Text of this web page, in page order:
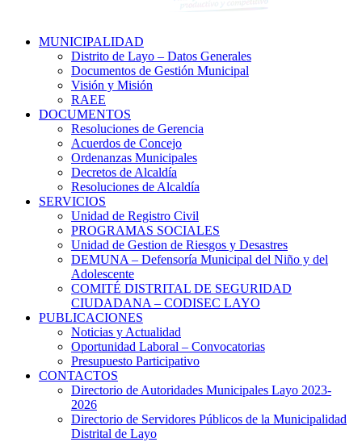
MUNICIPALIDAD
Distrito de Layo – Datos Generales
Documentos de Gestión Municipal
Visión y Misión
RAEE
DOCUMENTOS
Resoluciones de Gerencia
Acuerdos de Concejo
Ordenanzas Municipales
Decretos de Alcaldía
Resoluciones de Alcaldía
SERVICIOS
Unidad de Registro Civil
PROGRAMAS SOCIALES
Unidad de Gestion de Riesgos y Desastres
DEMUNA – Defensoría Municipal del Niño y del
Adolescente
COMITÉ DISTRITAL DE SEGURIDAD
CIUDADANA – CODISEC LAYO
PUBLICACIONES
Noticias y Actualidad
Oportunidad Laboral – Convocatorias
Presupuesto Participativo
CONTACTOS
Directorio de Autoridades Municipales Layo 2023-
2026
Directorio de Servidores Públicos de la Municipalidad
Distrital de Layo